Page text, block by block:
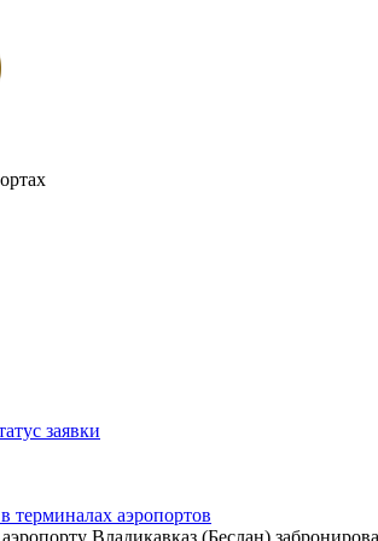
заявки
терминалах аэропортов
Владикавказ (Беслан)